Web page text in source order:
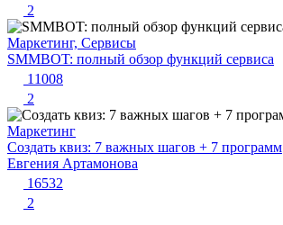
2
Маркетинг, Сервисы
SMMBOT: полный обзор функций сервиса
11008
2
Маркетинг
Создать квиз: 7 важных шагов + 7 программ
Евгения Артамонова
16532
2